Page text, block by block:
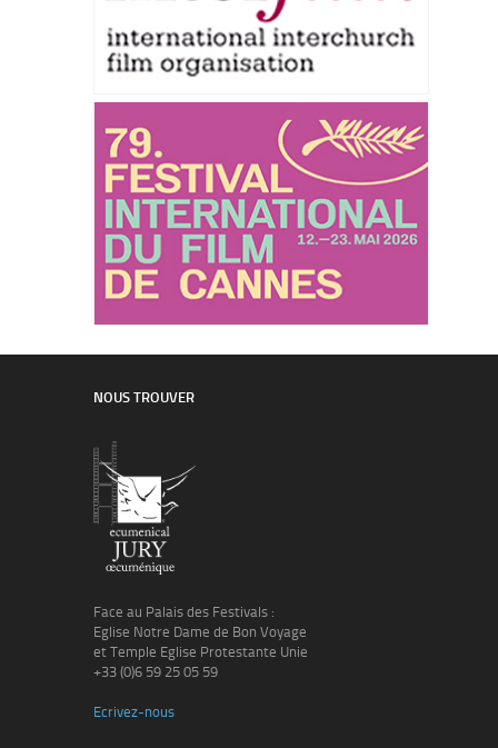
NOUS TROUVER
Face au Palais des Festivals :
Eglise Notre Dame de Bon Voyage
et Temple Eglise Protestante Unie
+33 (0)6 59 25 05 59
Ecrivez-nous